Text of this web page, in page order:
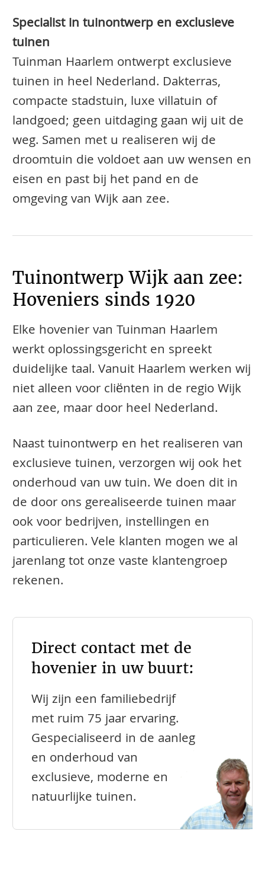
Specialist in tuinontwerp en exclusieve
tuinen
Tuinman Haarlem ontwerpt exclusieve
tuinen in heel Nederland. Dakterras,
compacte stadstuin, luxe villatuin of
landgoed; geen uitdaging gaan wij uit de
weg. Samen met u realiseren wij de
droomtuin die voldoet aan uw wensen en
eisen en past bij het pand en de
omgeving van Wijk aan zee.
Tuinontwerp Wijk aan zee:
Hoveniers sinds 1920
Elke hovenier van Tuinman Haarlem
werkt oplossingsgericht en spreekt
duidelijke taal. Vanuit Haarlem werken wij
niet alleen voor cliënten in de regio Wijk
aan zee, maar door heel Nederland.
Naast tuinontwerp en het realiseren van
exclusieve tuinen, verzorgen wij ook het
onderhoud van uw tuin. We doen dit in
de door ons gerealiseerde tuinen maar
ook voor bedrijven, instellingen en
particulieren. Vele klanten mogen we al
jarenlang tot onze vaste klantengroep
rekenen.
Direct contact met de
hovenier in uw buurt:
Wij zijn een familiebedrijf
met ruim 75 jaar ervaring.
Gespecialiseerd in de aanleg
en onderhoud van
exclusieve, moderne en
natuurlijke tuinen.